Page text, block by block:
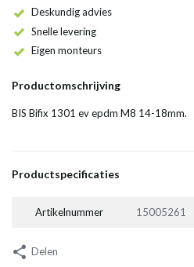
Deskundig advies
Snelle levering
Eigen monteurs
Productomschrijving
BIS Bifix 1301 ev epdm M8 14-18mm.
Productspecificaties
Artikelnummer 15005261
Delen